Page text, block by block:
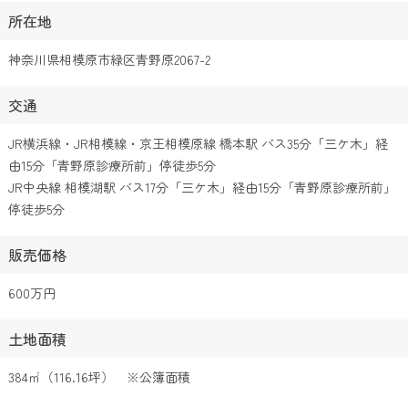
所在地
神奈川県相模原市緑区青野原2067-2
交通
JR横浜線・JR相模線・京王相模原線 橋本駅 バス35分「三ケ木」経
由15分「青野原診療所前」停徒歩5分
JR中央線 相模湖駅 バス17分「三ケ木」経由15分「青野原診療所前」
停徒歩5分
販売価格
600万円
土地面積
384㎡（116.16坪） ※公簿面積